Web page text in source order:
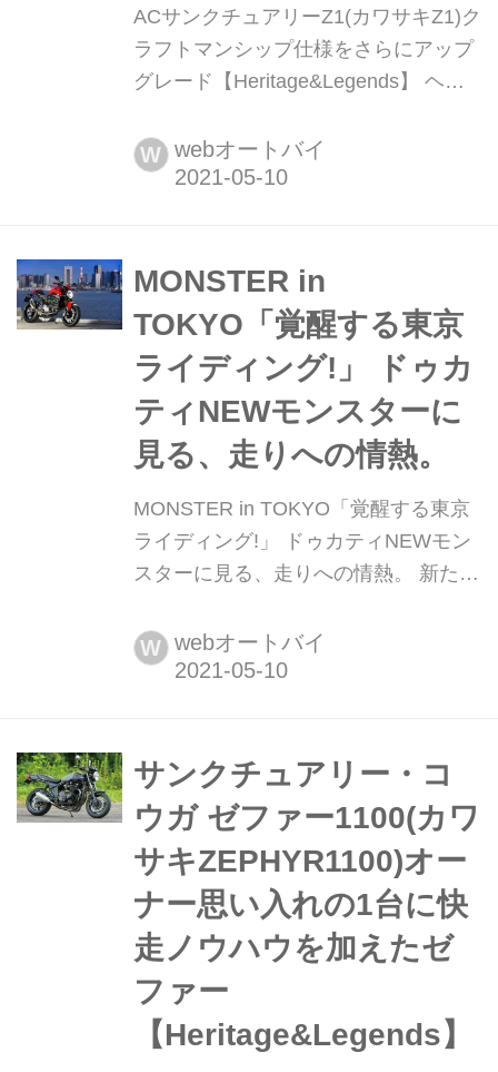
ACサンクチュアリーZ1(カワサキZ1)ク
ラフトマンシップ仕様をさらにアップ
グレード【Heritage&Legends】 ヘリ
Legends 愛車とのバイクライフを、よ
り豊かに楽しむためのアイデアを提供
ョップや最新パーツ&アパレルの深堀
り情報も満載! handl-mag.com コンプ
リー...
W webオートバイ
MONSTER in
TOKYO「覚醒する東京
ライディング!」 ドゥカ
ティNEWモンスターに
見る、走りへの情熱。
MONSTER in TOKYO「覚醒する東京
ライディング!」 ドゥカティNEWモン
スターに見る、走りへの情熱。 新たに
み! 獲物を狩る瞬間の緊張感を漂わ
せ、戦闘的で隆々とした肉付き、それ
く、そしてフレンドリーだった。 全て
が刷新され、想像を絶するパフォーマ
ンスを発揮するNEWモンスターが日...
W webオートバイ
サンクチュアリー・コ
ウガ ゼファー1100(カワ
サキZEPHYR1100)オー
ナー思い入れの1台に快
走ノウハウを加えたゼ
ファー
【Heritage&Legends】